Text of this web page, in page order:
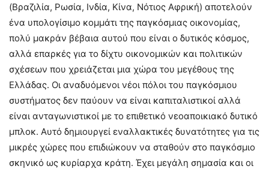
(Βραζιλία, Ρωσία, Ινδία, Κίνα, Νότιος Αφρική) αποτελούν
ένα υπολογίσιμο κομμάτι της παγκόσμιας οικονομίας,
πολύ μακράν βέβαια αυτού που είναι ο δυτικός κόσμος,
αλλά επαρκές για το δίχτυ οικονομικών και πολιτικών
σχέσεων που χρειάζεται μια χώρα του μεγέθους της
Ελλάδας. Οι αναδυόμενοι νέοι πόλοι του παγκόσμιου
συστήματος δεν παύουν να είναι καπιταλιστικοί αλλά
είναι ανταγωνιστικοί με το επιθετικό νεοαποικιακό δυτικό
μπλοκ. Αυτό δημιουργεί εναλλακτικές δυνατότητες για τις
μικρές χώρες που επιδιώκουν να σταθούν στο παγκόσμιο
σκηνικό ως κυρίαρχα κράτη. Έχει μεγάλη σημασία και οι